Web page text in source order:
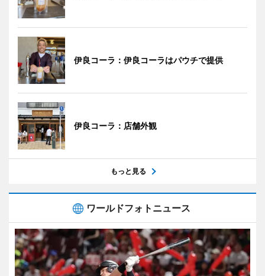
伊良コーラ：伊良コーラはパウチで提供
伊良コーラ：店舗外観
もっと見る
ワールドフォトニュース